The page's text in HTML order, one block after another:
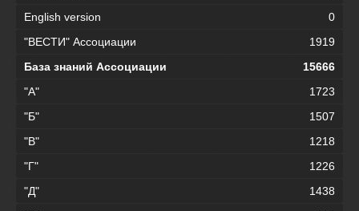
English version
0
"ВЕСТИ" Ассоциации
1919
База знаний Ассоциации
15666
"А"
1723
"Б"
1507
"В"
1218
"Г"
1226
"Д"
1438